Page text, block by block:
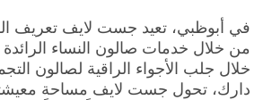
في أبوظبي، تعيد جست لايف تعريف
من خلال خدمات صالون النساء
خلال جلب الأجواء الراقية لصالون
دارك، تحول جست لايف مساحة